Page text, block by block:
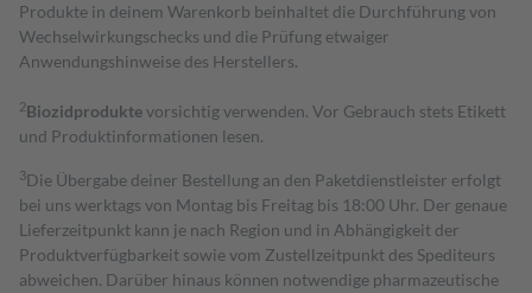
Produkte in deinem Warenkorb beinhaltet die Durchführung von
Wechselwirkungschecks und die Prüfung etwaiger
Anwendungshinweise des Herstellers.
2Biozidproduktevorsichtig verwenden. Vor Gebrauch stets Etikett
und Produktinformationen lesen.
3Die Übergabe deiner Bestellung an den Paketdienstleister erfolgt
bei uns werktags von Montag bis Freitag bis 18:00 Uhr. Der genaue
Lieferzeitpunkt kann je nach Region und in Abhängigkeit der
Produktverfügbarkeit sowie vom Zustellzeitpunkt des Spediteurs
abweichen. Darüber hinaus können notwendige pharmazeutische